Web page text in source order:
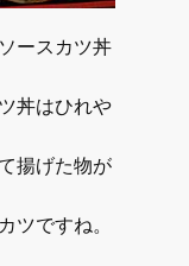
ースカツ丼
丼はひれや
揚げた物が
ツですね。